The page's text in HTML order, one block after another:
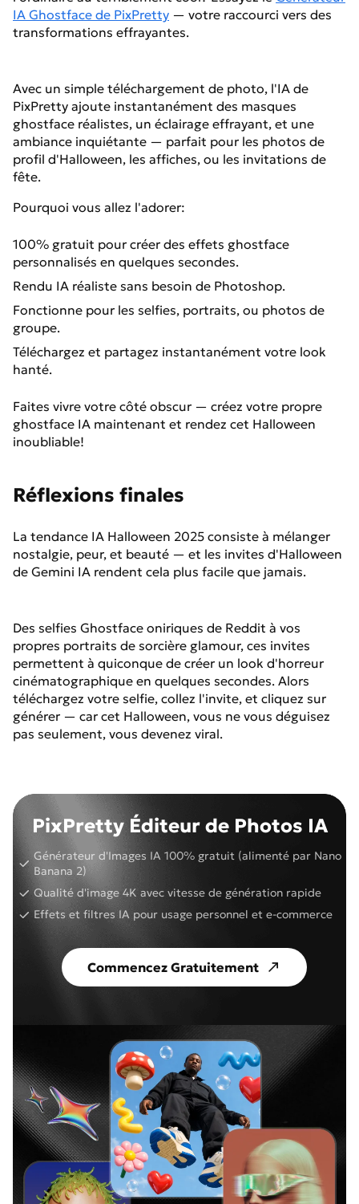
IA Ghostface de PixPretty — votre raccourci vers des
transformations effrayantes.
Avec un simple téléchargement de photo, l'IA de
PixPretty ajoute instantanément des masques
ghostface réalistes, un éclairage effrayant, et une
ambiance inquiétante — parfait pour les photos de
profil d'Halloween, les affiches, ou les invitations de
fête.
Pourquoi vous allez l'adorer:
100% gratuit pour créer des effets ghostface
personnalisés en quelques secondes.
Rendu IA réaliste sans besoin de Photoshop.
Fonctionne pour les selfies, portraits, ou photos de
groupe.
Téléchargez et partagez instantanément votre look
hanté.
Faites vivre votre côté obscur — créez votre propre
ghostface IA maintenant et rendez cet Halloween
inoubliable!
Réflexions finales
La tendance IA Halloween 2025 consiste à mélanger
nostalgie, peur, et beauté — et les invites d'Halloween
de Gemini IA rendent cela plus facile que jamais.
Des selfies Ghostface oniriques de Reddit à vos
propres portraits de sorcière glamour, ces invites
permettent à quiconque de créer un look d'horreur
cinématographique en quelques secondes. Alors
téléchargez votre selfie, collez l'invite, et cliquez sur
générer — car cet Halloween, vous ne vous déguisez
pas seulement, vous devenez viral.
PixPretty Éditeur de Photos IA
Générateur d'Images IA 100% gratuit (alimenté par Nano
Banana 2)
Qualité d'image 4K avec vitesse de génération rapide
Effets et filtres IA pour usage personnel et e-commerce
Commencez Gratuitement